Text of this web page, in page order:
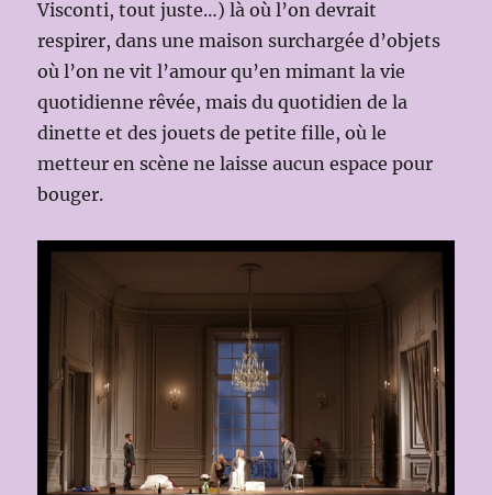
Visconti, tout juste…) là où l’on devrait
respirer, dans une maison surchargée d’objets
où l’on ne vit l’amour qu’en mimant la vie
quotidienne rêvée, mais du quotidien de la
dinette et des jouets de petite fille, où le
metteur en scène ne laisse aucun espace pour
bouger.